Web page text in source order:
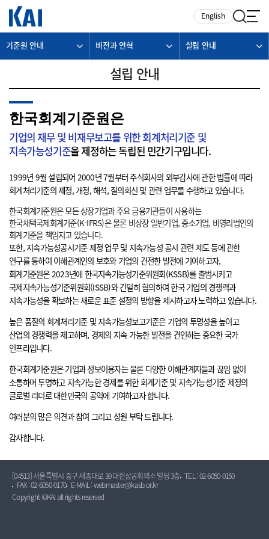
English
기준원 안내 비전과 연혁 설립 안내
설립 안내
한국회계기준원은
기업의 재무 및 비재무보고를 위한 회계처리기준 및
지속가능성기준을 제정하는 독립된 민간기구입니다.
1999년 9월 설립되어 2000년 7월부터 주식회사의 외부감사에 관한 법률에 따라
회계처리기준의 제정, 개정, 해석, 질의회신 및 관련 업무를 수행하고 있습니다.
한국회계기준원은 모든 상장기업과 주요 금융기관들이 사용하는
한국채택국제회계기준(K-IFRS)은 물론 비상장 일반기업, 중소기업, 비영리법인의
회계기준을 책임지고 있습니다.
또한, 지속가능성공시기준 제정 업무 및 지속가능성 공시 관련 제도 등에 관한
연구를 통하여 이해관계인의 보호와 기업의 건전한 발전에 기여하고자,
회계기준원은 2023년에 한국지속가능성기준위원회(KSSB)를 출범시키고
국제지속가능성기준위원회(ISSB)와 긴밀히 협의하여 한국 기업의 경쟁력과
지속가능성을 확보하는 새로운 표준 설정의 방향을 제시하고자 노력하고 있습니다.
높은 품질의 회계처리기준 및 지속가능성보고기준은 기업의 투명성을 높이고
산업의 경쟁력을 제고하며, 경제의 지속 가능한 발전을 견인하는 중요한 국가
인프라입니다.
한국회계기준원은 기업과 정보이용자는 물론 다양한 이해관계자들과 끊임 없이
소통하며 투명하고 지속가능한 경제를 위한 회계기준 및 지속가능성기준 제정의
글로벌 리더로 대한민국의 공익에 기여하고자 합니다.
여러분의 많은 의견과 참여 그리고 성원 부탁 드립니다.
감사합니다.
[04513] 서울특별시 중구 세종대로 39 대한상공회의소 빌딩 3층 TEL : 02-6050-0150
FAX : 02-6050-0170
E-MAIL : webmaster@kasb.or.kr
Copyright ©KAI all rights reserved